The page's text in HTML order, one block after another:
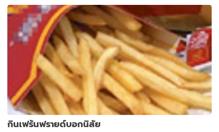
กินเฟร้นฟรายด์บอกนิสัย